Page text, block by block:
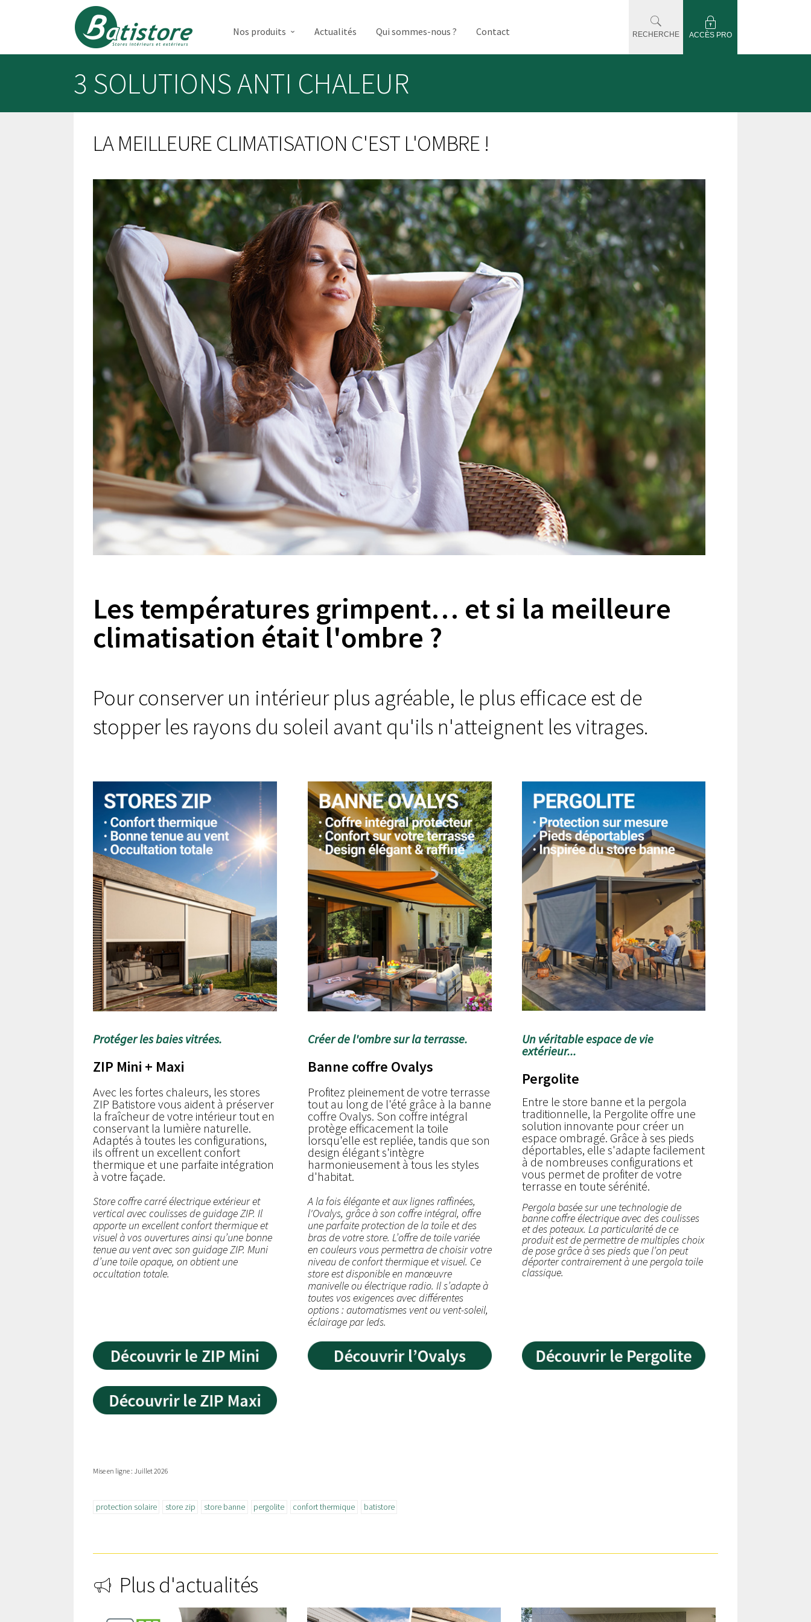
ACCÈS PRO
RECHERCHE
Nos produits Actualités Qui sommes-nous ? Contact
3 SOLUTIONS ANTI CHALEUR
LA MEILLEURE CLIMATISATION C'EST L'OMBRE !
Les températures grimpent… et si la meilleure
climatisation était l'ombre ?
Pour conserver un intérieur plus agréable, le plus efficace est de
stopper les rayons du soleil avant qu'ils n'atteignent les vitrages.
Protéger les baies vitrées.
ZIP Mini + Maxi
Avec les fortes chaleurs, les stores
ZIP Batistore vous aident à préserver
la fraîcheur de votre intérieur tout en
conservant la lumière naturelle.
Adaptés à toutes les configurations,
ils offrent un excellent confort
thermique et une parfaite intégration
à votre façade.
Store coffre carré électrique extérieur et
vertical avec coulisses de guidage ZIP. Il
apporte un excellent confort thermique et
visuel à vos ouvertures ainsi qu’une bonne
tenue au vent avec son guidage ZIP. Muni
d’une toile opaque, on obtient une
occultation totale.
Créer de l'ombre sur la terrasse.
Banne coffre Ovalys
Profitez pleinement de votre terrasse
tout au long de l'été grâce à la banne
coffre Ovalys. Son coffre intégral
protège efficacement la toile
lorsqu'elle est repliée, tandis que son
design élégant s'intègre
harmonieusement à tous les styles
d'habitat.
A la fois élégante et aux lignes raffinées,
l'Ovalys, grâce à son coffre intégral, offre
une parfaite protection de la toile et des
bras de votre store. L’offre de toile variée
en couleurs vous permettra de choisir votre
niveau de confort thermique et visuel. Ce
store est disponible en manœuvre
manivelle ou électrique radio. Il s’adapte à
toutes vos exigences avec différentes
options : automatismes vent ou vent-soleil,
éclairage par leds.
Un véritable espace de vie
extérieur...
Pergolite
Entre le store banne et la pergola
traditionnelle, la Pergolite offre une
solution innovante pour créer un
espace ombragé. Grâce à ses pieds
déportables, elle s'adapte facilement
à de nombreuses configurations et
vous permet de profiter de votre
terrasse en toute sérénité.
Pergola basée sur une technologie de
banne coffre électrique avec des coulisses
et des poteaux. La particularité de ce
produit est de permettre de multiples choix
de pose grâce à ses pieds que l’on peut
déporter contrairement à une pergola toile
classique.
Mise en ligne : Juillet 2026
protection solaire store zip store banne pergolite confort thermique batistore
Plus d'actualités